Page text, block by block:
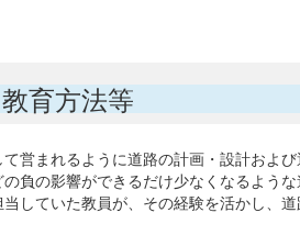
教育方法等
営まれるように道路の計画・設計およ
負の影響ができるだけ少なくなるよう
していた教員が、その経験を活かし、